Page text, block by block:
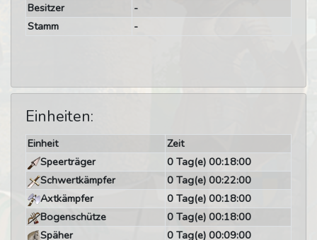
Besitzer
-
Stamm
-
Einheiten:
Einheit
Zeit
Speerträger
0 Tag(e) 00:18:00
Schwertkämpfer
0 Tag(e) 00:22:00
Axtkämpfer
0 Tag(e) 00:18:00
Bogenschütze
0 Tag(e) 00:18:00
Späher
0 Tag(e) 00:09:00